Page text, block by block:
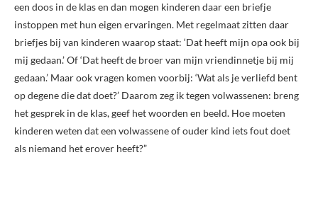
een doos in de klas en dan mogen kinderen daar een briefje
instoppen met hun eigen ervaringen. Met regelmaat zitten daar
briefjes bij van kinderen waarop staat: ‘Dat heeft mijn opa ook bij
mij gedaan.’ Of ‘Dat heeft de broer van mijn vriendinnetje bij mij
gedaan.’ Maar ook vragen komen voorbij: ‘Wat als je verliefd bent
op degene die dat doet?’ Daarom zeg ik tegen volwassenen: breng
het gesprek in de klas, geef het woorden en beeld. Hoe moeten
kinderen weten dat een volwassene of ouder kind iets fout doet
als niemand het erover heeft?”